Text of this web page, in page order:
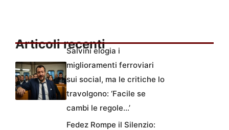
Articoli recenti
Salvini elogia i
miglioramenti ferroviari
sui social, ma le critiche lo
travolgono: ‘Facile se
cambi le regole…’
Fedez Rompe il Silenzio: